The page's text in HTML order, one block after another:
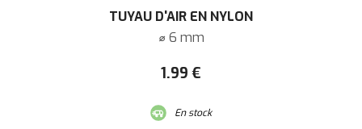
TUYAU D'AIR EN NYLON
⌀ 6 mm
1.99 €
En stock